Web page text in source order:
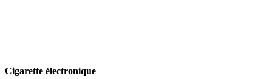
Cigarette électronique